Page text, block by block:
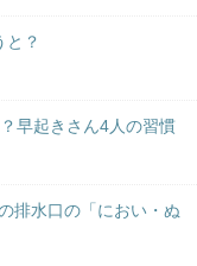
と？
早起きさん4人の習慣
排水口の「におい・ぬ